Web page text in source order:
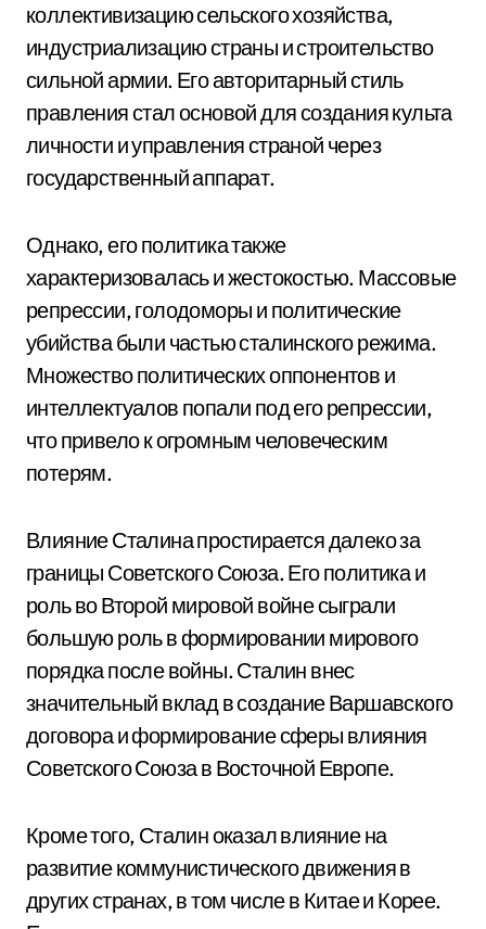
коллективизацию сельского хозяйства,
индустриализацию страны и строительство
сильной армии. Его авторитарный стиль
правления стал основой для создания культа
личности и управления страной через
государственный аппарат.
Однако, его политика также
характеризовалась и жестокостью. Массовые
репрессии, голодоморы и политические
убийства были частью сталинского режима.
Множество политических оппонентов и
интеллектуалов попали под его репрессии,
что привело к огромным человеческим
потерям.
Влияние Сталина простирается далеко за
границы Советского Союза. Его политика и
роль во Второй мировой войне сыграли
большую роль в формировании мирового
порядка после войны. Сталин внес
значительный вклад в создание Варшавского
договора и формирование сферы влияния
Советского Союза в Восточной Европе.
Кроме того, Сталин оказал влияние на
развитие коммунистического движения в
других странах, в том числе в Китае и Корее.